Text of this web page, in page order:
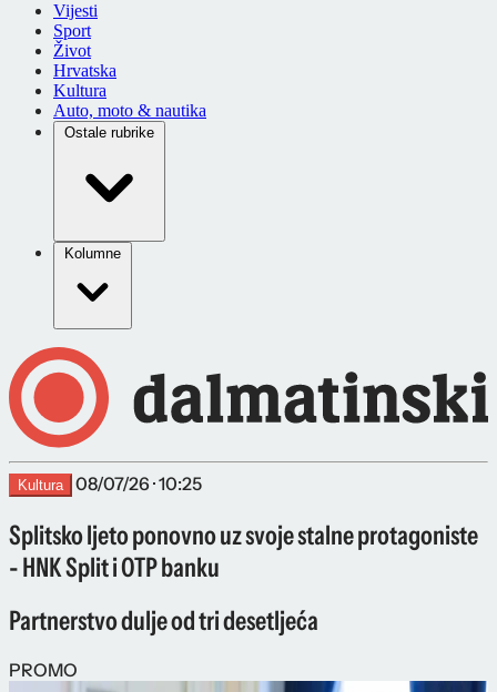
Vijesti
Sport
Život
Hrvatska
Kultura
Auto, moto & nautika
Ostale rubrike
Kolumne
Kultura 08/07/26 · 10:25
Splitsko ljeto ponovno uz svoje stalne protagoniste
- HNK Split i OTP banku
Partnerstvo dulje od tri desetljeća
PROMO